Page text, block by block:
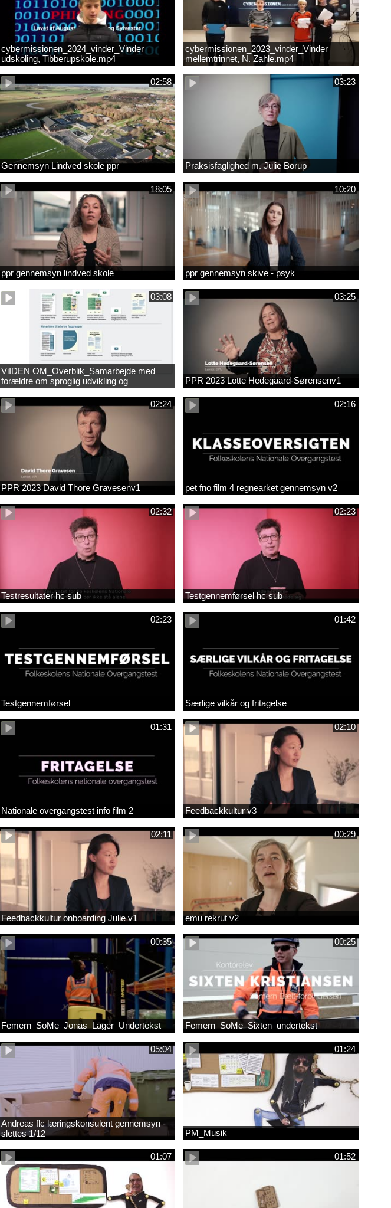
cybermissionen_2024_vinder_Vinder
udskoling, Tibberupskole.mp4
cybermissionen_2023_vinder_Vinder
mellemtrinnet, N. Zahle.mp4
02:58
Gennemsyn Lindved skole ppr
03:23
Praksisfaglighed m. Julie Borup
18:05
ppr gennemsyn lindved skole
10:20
ppr gennemsyn skive - psyk
03:08
ViIDEN OM_Overblik_Samarbejde med
forældre om sproglig udvikling og
forebyggelse af læsevanskelighede
03:25
PPR 2023 Lotte Hedegaard-Sørensenv1
02:24
PPR 2023 David Thore Gravesenv1
02:16
pet fno film 4 regnearket gennemsyn v2
02:32
Testresultater hc sub
02:23
Testgennemførsel hc sub
02:23
Testgennemførsel
01:42
Særlige vilkår og fritagelse
01:31
Nationale overgangstest info film 2
02:10
Feedbackkultur v3
02:11
Feedbackkultur onboarding Julie v1
00:29
emu rekrut v2
00:35
Femern_SoMe_Jonas_Lager_Undertekst
00:25
Femern_SoMe_Sixten_undertekst
05:04
Andreas flc læringskonsulent gennemsyn -
slettes 1/12
01:24
PM_Musik
01:07 01:52